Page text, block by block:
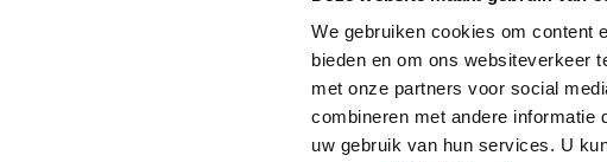
We gebruiken cookies om content
bieden en om ons websiteverkeer
met onze partners voor social
combineren met andere informatie
uw gebruik van hun services. U